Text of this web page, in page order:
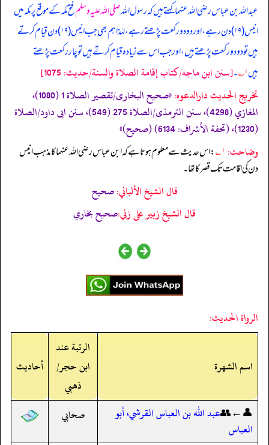
عبداللہ بن عباس رضی اللہ عنہما کہتے ہیں کہرسول اللہصلی اللہ علیہ وسلمفتح مکہ کے موقع پر مکہ میں
انیس (۱۹) دن رہے، اور دو دو رکعت پڑھتے رہے، لہٰذا ہم بھی جب انیس (۱۹) دن قیام کرتے
ہیں تو دو دو رکعت پڑھتے ہیں، اور جب اس سے زیادہ قیام کرتے ہیں تو چار رکعت پڑھتے
ہیں۱؎ ۔[سنن ابن ماجه/كتاب إقامة الصلاة والسنة/حدیث: 1075]
تخریج الحدیث دارالدعوہ:
«‏‏‏‏صحیح البخاری/تقصیر الصلاة 1 (1080)،
المغازي (4298)، سنن الترمذی/الصلاة 275 (549)، سنن ابی داود/الصلاة
(1230)، (تحفة الأشراف: 6134) (صحیح)»
وضاحت: ۱؎ : اس حدیث سے معلوم ہوتا ہے کہ ابن عباس رضی اللہ عنہما کا مذہب انیس
دن کی اقامت تک قصر کا تھا۔
قال الشيخ الألباني:صحيح
قال الشيخ زبير على زئي:صحيح بخاري
الرواة الحديث:
اسم الشهرة
الرتبة عند
ابن حجر/
ذهبي
أحاديث
👤←👥عبد الله بن العباس القرشي، أبو
العباس
صحابي